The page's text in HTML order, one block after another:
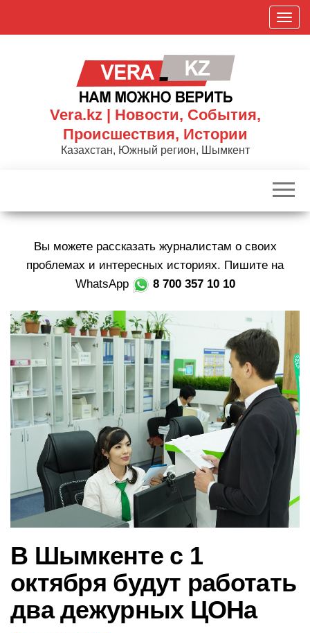
П
о
к
р
в
и
г
а
ц
и
Vera.kz | Новости, События,
Происшествия, Истории
Казахстан, Южный регион, Шымкент
Вы можете рассказать журналистам о своих
проблемах и интересных историях. Пишите на
WhatsApp
8 700 357 10 10
В Шымкенте с 1
октября будут работать
два дежурных ЦОНа